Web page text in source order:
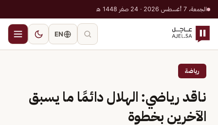
الجمعة، 7 أغسطس 2026 · 24 صفر 1448 هـ
EN
رياضة
ناقد رياضي: الهلال دائمًا ما يسبق
الآخرين بخطوة